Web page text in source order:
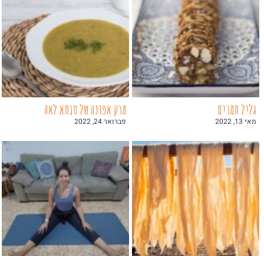
גליל תמרים
מאי 13, 2022
מרק אפונה של סבתא לאה
פברואר 24, 2022